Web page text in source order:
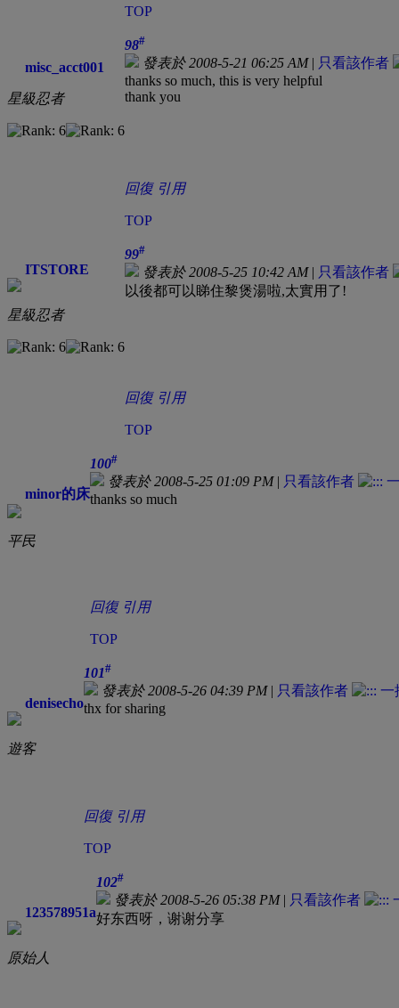
TOP
misc_acct001
星級忍者
98#
發表於 2008-5-21 06:25 AM| 只看該作者
thanks so much, this is very helpful
thank you
回復 引用
TOP
ITSTORE
星級忍者
99#
發表於 2008-5-25 10:42 AM| 只看該作者
以後都可以睇住黎煲湯啦,太實用了!
回復 引用
TOP
minor的床
平民
100#
發表於 2008-5-25 01:09 PM| 只看該作者
thanks so much
回復 引用
TOP
denisecho
遊客
101#
發表於 2008-5-26 04:39 PM| 只看該作者
thx for sharing
回復 引用
TOP
123578951a
原始人
102#
發表於 2008-5-26 05:38 PM| 只看該作者
好东西呀，谢谢分享